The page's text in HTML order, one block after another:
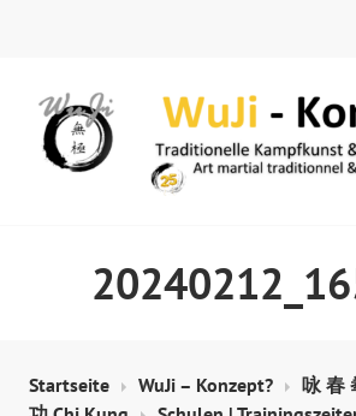
Startseite WuJi – Konzept?
咏 春